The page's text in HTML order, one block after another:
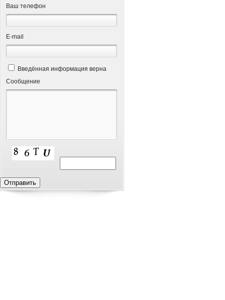
Ваш телефон
Е-mail
Введённая информация верна
Сообщение